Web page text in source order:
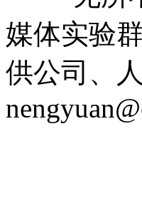
媒体实验
供公司、